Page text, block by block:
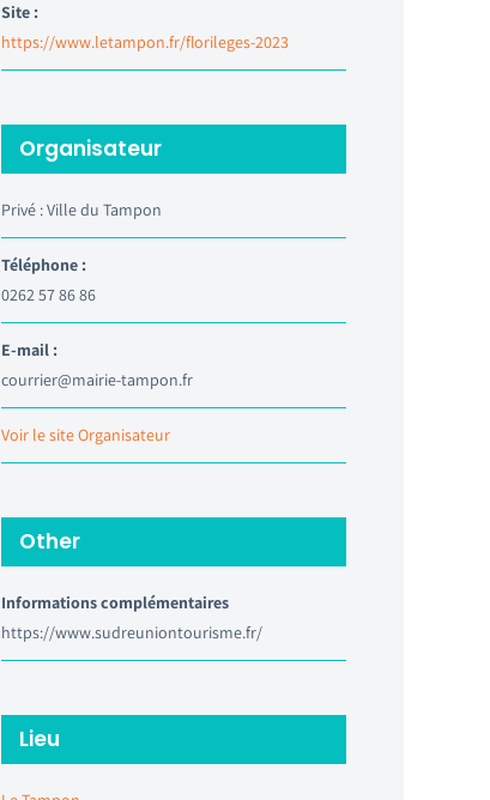
Site :
https://www.letampon.fr/florileges-2023
Organisateur
Privé : Ville du Tampon
Téléphone :
0262 57 86 86
E-mail :
courrier@mairie-tampon.fr
Voir le site Organisateur
Other
Informations complémentaires
https://www.sudreuniontourisme.fr/
Lieu